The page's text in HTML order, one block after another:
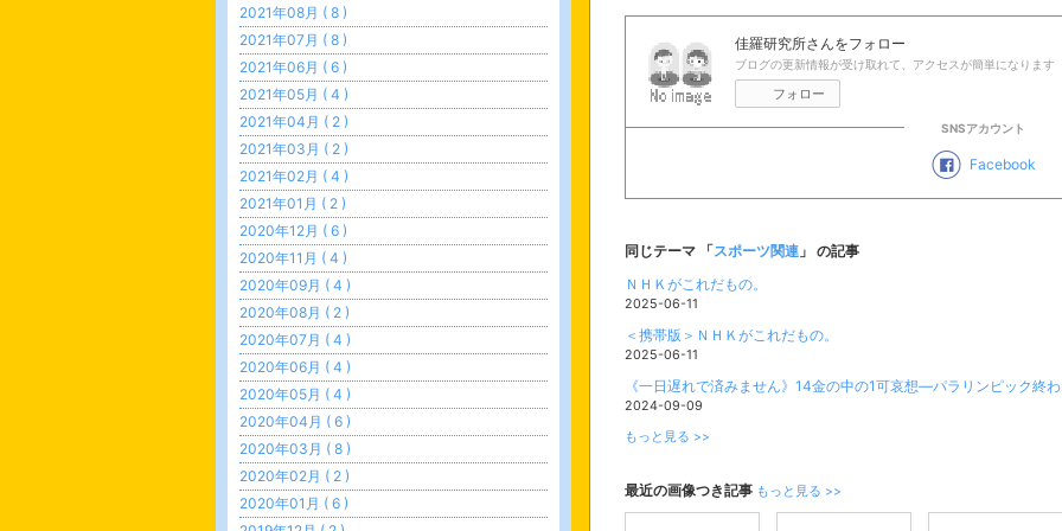
佳羅研究所さんをフォロー
ブログの更新情報が受け取れて、アクセスが簡単になります
フォロー
SNSアカウント
Facebook
同じテーマ 「スポーツ関連 」 の記事
ＮＨＫがこれだもの。
2025-06-11
＜携帯版＞ＮＨＫがこれだもの。
2025-06-11
《一日遅れで済みません》14金の中の1可哀想―パラリンピック終
2024-09-09
もっと見る >>
最近の画像つき記事 もっと見る >>
2021年08月 ( 8 )
2021年07月 ( 8 )
2021年06月 ( 6 )
2021年05月 ( 4 )
2021年04月 ( 2 )
2021年03月 ( 2 )
2021年02月 ( 4 )
2021年01月 ( 2 )
2020年12月 ( 6 )
2020年11月 ( 4 )
2020年09月 ( 4 )
2020年08月 ( 2 )
2020年07月 ( 4 )
2020年06月 ( 4 )
2020年05月 ( 4 )
2020年04月 ( 6 )
2020年03月 ( 8 )
2020年02月 ( 2 )
2020年01月 ( 6 )